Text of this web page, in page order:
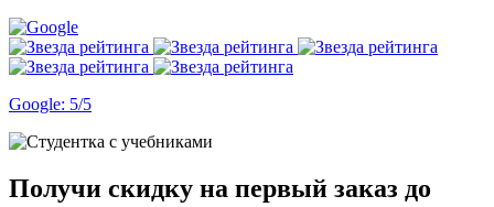
Google: 5/5
Получи скидку на первый заказ до